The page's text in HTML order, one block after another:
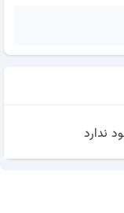
ندارد